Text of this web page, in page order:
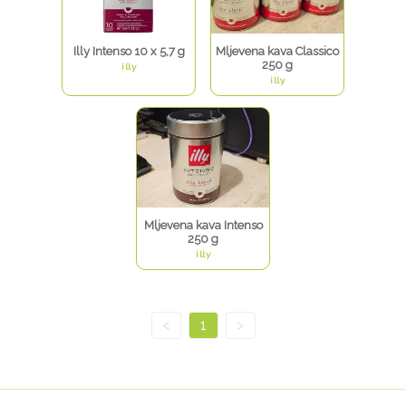
Illy Intenso 10 x 5,7 g
illy
Mljevena kava Classico
250 g
illy
Mljevena kava Intenso
250 g
illy
< 1 >